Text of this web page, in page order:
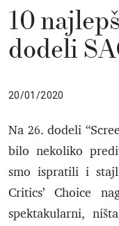
10
dodeli
20/01/2020
Na 26. dodeli
bilo nekoliko
smo ispratili i
Critics’ Choice
spektakularni,